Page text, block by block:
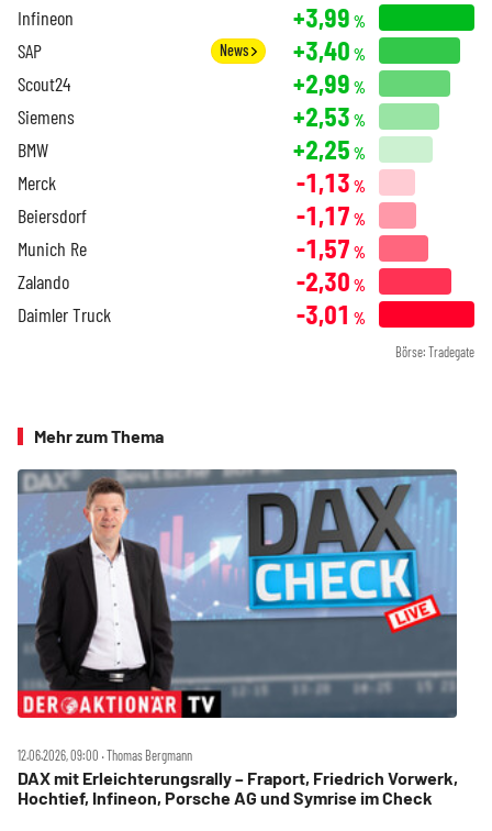
Infineon +3,99 %
SAP News +3,40 %
Scout24 +2,99 %
Siemens +2,53 %
BMW +2,25 %
Merck -1,13 %
Beiersdorf -1,17 %
Munich Re -1,57 %
Zalando -2,30 %
Daimler Truck -3,01 %
Börse: Tradegate
Mehr zum Thema
12.06.2026, 09:00 ‧ Thomas Bergmann
DAX mit Erleichterungsrally – Fraport, Friedrich Vorwerk,
Hochtief, Infineon, Porsche AG und Symrise im Check